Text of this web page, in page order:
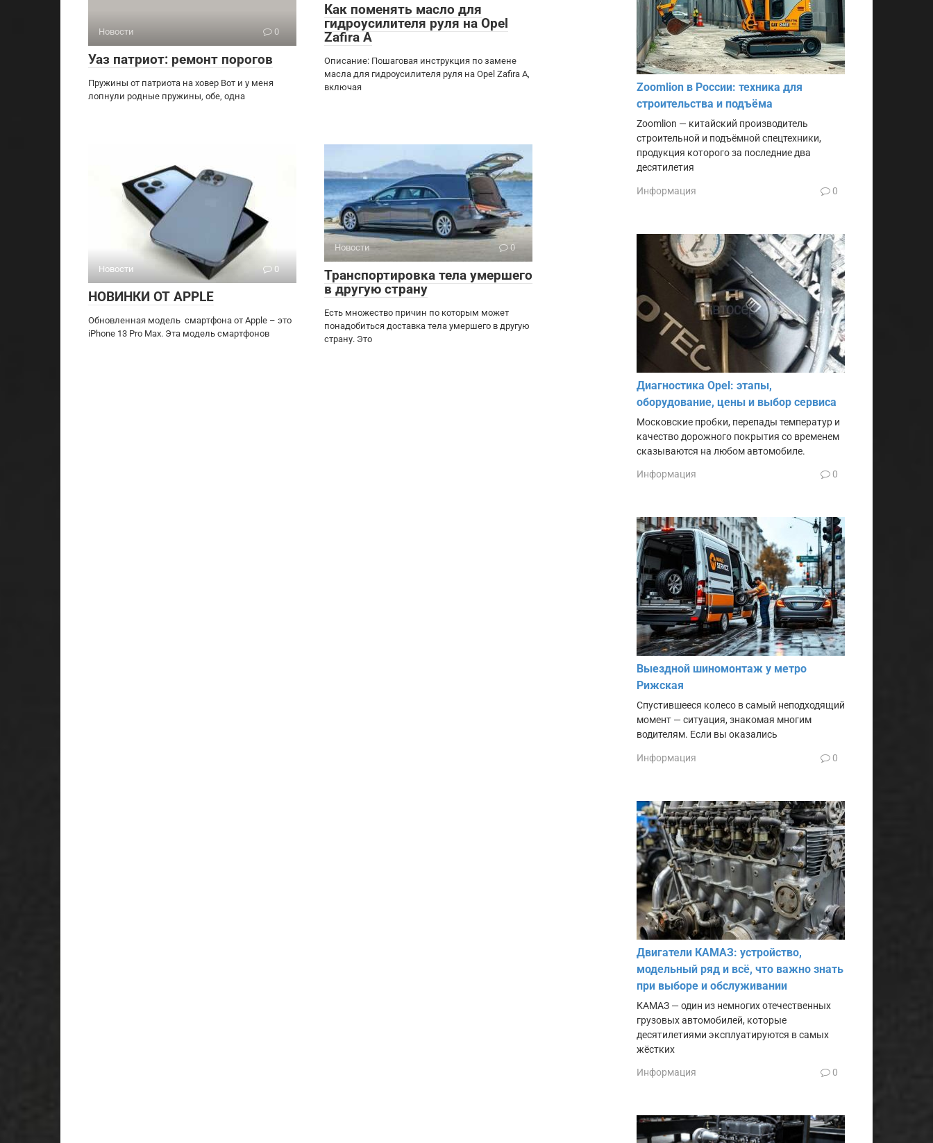
Новости 0
Уаз патриот: ремонт порогов
Пружины от патриота на ховер Вот и у меня
лопнули родные пружины, обе, одна
Как поменять масло для
гидроусилителя руля на Opel
Zafira A
Описание: Пошаговая инструкция по замене
масла для гидроусилителя руля на Opel Zafira A,
включая
Новости 0
НОВИНКИ ОТ APPLE
Обновленная модель смартфона от Apple – это
iPhone 13 Pro Max. Эта модель смартфонов
Новости 0
Транспортировка тела умершего
в другую страну
Есть множество причин по которым может
понадобиться доставка тела умершего в другую
страну. Это
Zoomlion в России: техника для
строительства и подъёма
Zoomlion — китайский производитель
строительной и подъёмной спецтехники,
продукция которого за последние два
десятилетия
Информация 0
Диагностика Opel: этапы,
оборудование, цены и выбор сервиса
Московские пробки, перепады температур и
качество дорожного покрытия со временем
сказываются на любом автомобиле.
Информация 0
Выездной шиномонтаж у метро
Рижская
Спустившееся колесо в самый неподходящий
момент — ситуация, знакомая многим
водителям. Если вы оказались
Информация 0
Двигатели КАМАЗ: устройство,
модельный ряд и всё, что важно знать
при выборе и обслуживании
КАМАЗ — один из немногих отечественных
грузовых автомобилей, которые
десятилетиями эксплуатируются в самых
жёстких
Информация 0